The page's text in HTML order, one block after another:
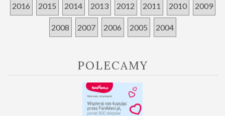
2016 2015 2014 2013 2012 2011 2010 2009
2008 2007 2006 2005 2004
POLECAMY